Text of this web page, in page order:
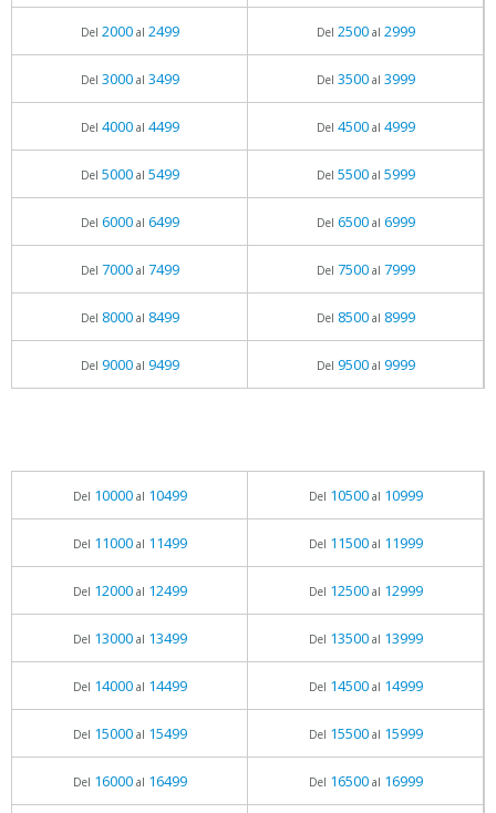
Del 2000al 2499 Del 2500al 2999
Del 3000al 3499 Del 3500al 3999
Del 4000al 4499 Del 4500al 4999
Del 5000al 5499 Del 5500al 5999
Del 6000al 6499 Del 6500al 6999
Del 7000al 7499 Del 7500al 7999
Del 8000al 8499 Del 8500al 8999
Del 9000al 9499 Del 9500al 9999
Del 10000al 10499 Del 10500al 10999
Del 11000al 11499 Del 11500al 11999
Del 12000al 12499 Del 12500al 12999
Del 13000al 13499 Del 13500al 13999
Del 14000al 14499 Del 14500al 14999
Del 15000al 15499 Del 15500al 15999
Del 16000al 16499 Del 16500al 16999